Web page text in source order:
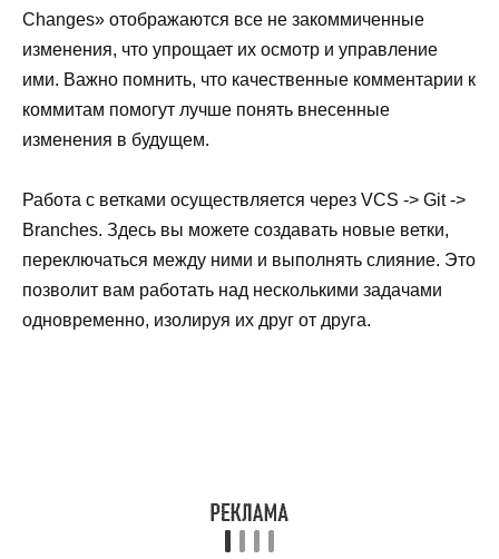
Changes» отображаются все не закоммиченные
изменения, что упрощает их осмотр и управление
ими. Важно помнить, что качественные комментарии к
коммитам помогут лучше понять внесенные
изменения в будущем.
Работа с ветками осуществляется через VCS -> Git ->
Branches. Здесь вы можете создавать новые ветки,
переключаться между ними и выполнять слияние. Это
позволит вам работать над несколькими задачами
одновременно, изолируя их друг от друга.